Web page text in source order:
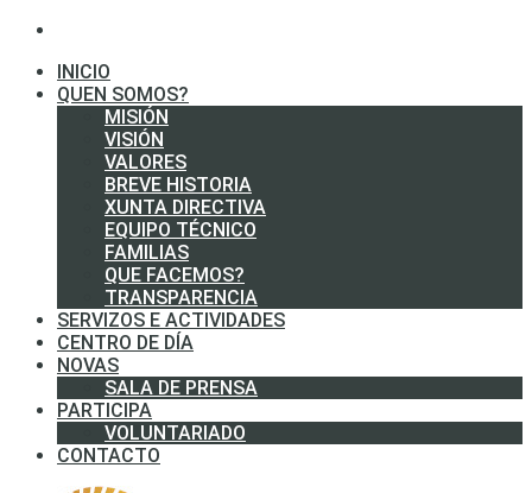
INICIO
QUEN SOMOS?
MISIÓN
VISIÓN
VALORES
BREVE HISTORIA
XUNTA DIRECTIVA
EQUIPO TÉCNICO
FAMILIAS
QUE FACEMOS?
TRANSPARENCIA
SERVIZOS E ACTIVIDADES
CENTRO DE DÍA
NOVAS
SALA DE PRENSA
PARTICIPA
VOLUNTARIADO
CONTACTO